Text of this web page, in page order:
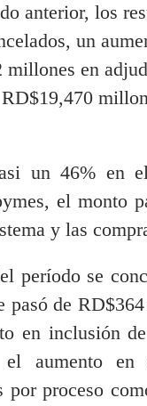
anterior, los
un
en
un 46% en
el monto
y las
período se
de
en inclusión
aumento en
proceso